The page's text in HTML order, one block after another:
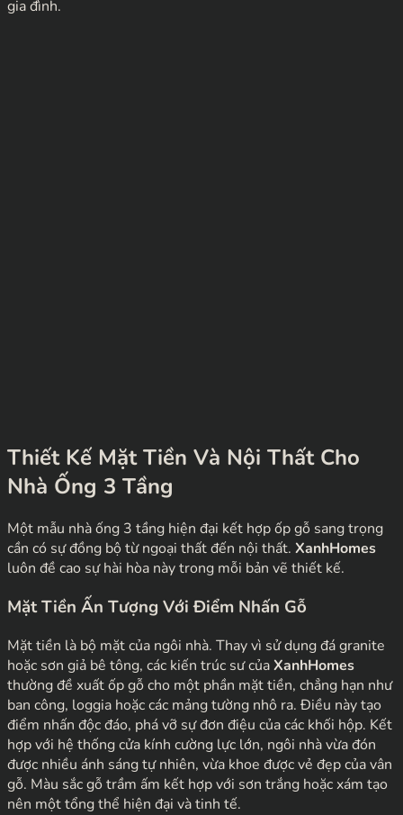
gia đình.
Thiết Kế Mặt Tiền Và Nội Thất Cho
Nhà Ống 3 Tầng
Một mẫu nhà ống 3 tầng hiện đại kết hợp ốp gỗ sang trọng
cần có sự đồng bộ từ ngoại thất đến nội thất. XanhHomes
luôn đề cao sự hài hòa này trong mỗi bản vẽ thiết kế.
Mặt Tiền Ấn Tượng Với Điểm Nhấn Gỗ
Mặt tiền là bộ mặt của ngôi nhà. Thay vì sử dụng đá granite
hoặc sơn giả bê tông, các kiến trúc sư củaXanhHomes
thường đề xuất ốp gỗ cho một phần mặt tiền, chẳng hạn như
ban công, loggia hoặc các mảng tường nhô ra. Điều này tạo
điểm nhấn độc đáo, phá vỡ sự đơn điệu của các khối hộp. Kết
hợp với hệ thống cửa kính cường lực lớn, ngôi nhà vừa đón
được nhiều ánh sáng tự nhiên, vừa khoe được vẻ đẹp của vân
gỗ. Màu sắc gỗ trầm ấm kết hợp với sơn trắng hoặc xám tạo
nên một tổng thể hiện đại và tinh tế.